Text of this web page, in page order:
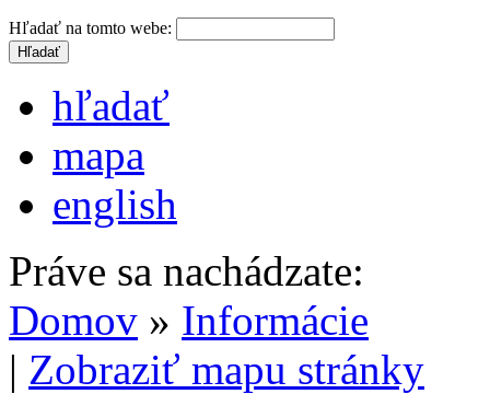
Hľadať na tomto webe:
hľadať
mapa
english
Práve sa nachádzate:
Domov » Informácie
| Zobraziť mapu stránky